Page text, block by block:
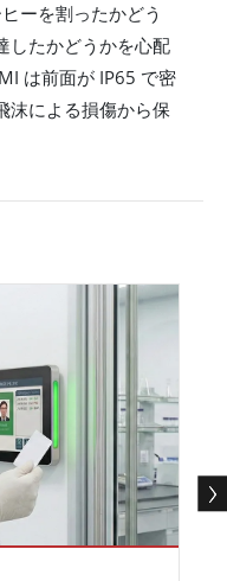
ーを割ったかどう
したかどうかを心配
は前面が IP65 で密
沫による損傷から保